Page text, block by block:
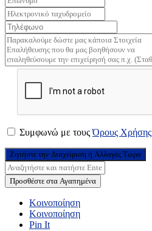
Συμφωνώ με τουςΌρους Χρήσης
Ζητήστε την Διαχείριση ή Αλλαγές Τώρα
Προσθέστε στα Αγαπημένα
Κοινοποίηση
Κοινοποίηση
Pin It